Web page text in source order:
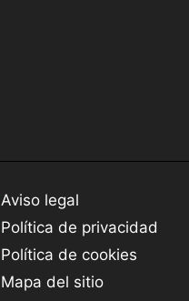
Aviso legal
Política de privacidad
Política de cookies
Mapa del sitio